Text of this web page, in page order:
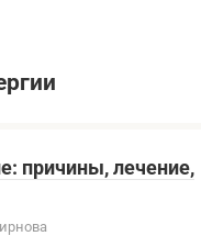
причины, лечение,